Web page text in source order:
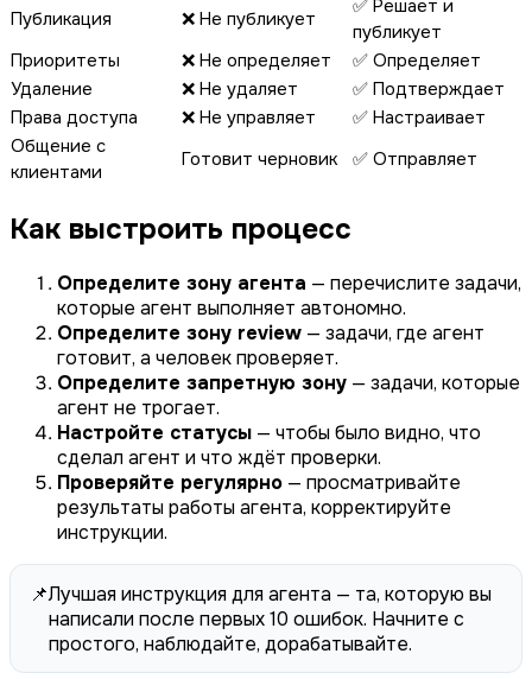
Публикация
❌ Не публикует
✅ Решает и
публикует
Приоритеты
❌ Не определяет
✅ Определяет
Удаление
❌ Не удаляет
✅ Подтверждает
Права доступа
❌ Не управляет
✅ Настраивает
Общение с
клиентами
Готовит черновик ✅ Отправляет
Как выстроить процесс
Определите зону агента — перечислите задачи,
которые агент выполняет автономно.
Определите зону review — задачи, где агент
готовит, а человек проверяет.
Определите запретную зону — задачи, которые
агент не трогает.
Настройте статусы — чтобы было видно, что
сделал агент и что ждёт проверки.
Проверяйте регулярно — просматривайте
результаты работы агента, корректируйте
инструкции.
📌Лучшая инструкция для агента — та, которую вы
написали после первых 10 ошибок. Начните с
простого, наблюдайте, дорабатывайте.